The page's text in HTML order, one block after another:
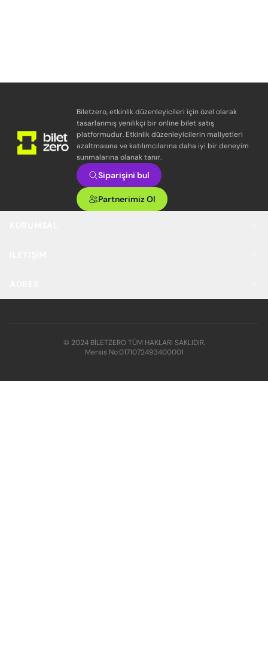
Biletzero, etkinlik düzenleyicileri için özel olarak
tasarlanmış yenilikçi bir online bilet satış
platformudur. Etkinlik düzenleyicilerin maliyetleri
azaltmasına ve katılımcılarına daha iyi bir deneyim
sunmalarına olanak tanır.
Siparişini bul
Partnerimiz Ol
© 2024 BİLETZERO TÜM HAKLARI SAKLIDIR.
Mersis No:0171072493400001